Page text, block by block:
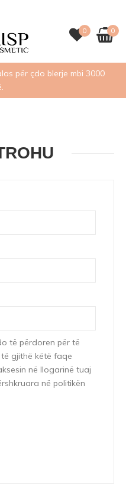
0 0
për çdo blerje mbi 3000
të përdoren për të
gjithë këtë faqe
në llogarinë tuaj
në politikën